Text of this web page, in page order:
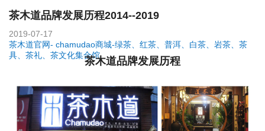
茶木道品牌发展历程2014--2019
2019-07-17
茶木道官网- chamudao商城-绿茶、红茶、普洱、白茶、岩茶、茶
具、茶礼、茶文化集合馆茶木道品牌发展历程